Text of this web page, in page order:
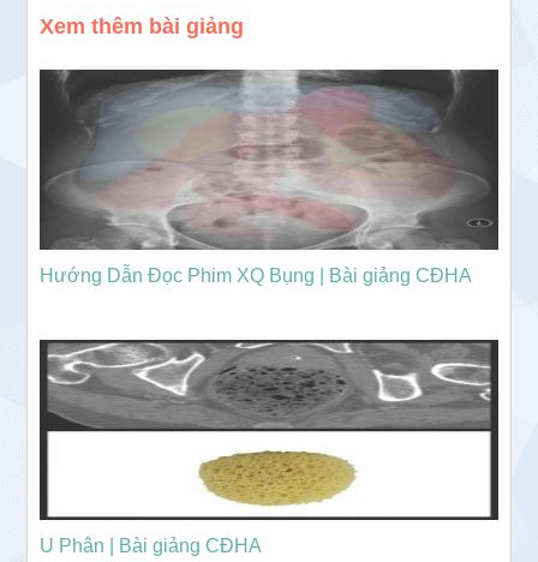
Xem thêm bài giảng
Hướng Dẫn Đọc Phim XQ Bụng | Bài giảng CĐHA
U Phân | Bài giảng CĐHA